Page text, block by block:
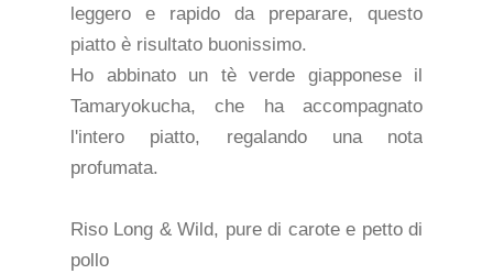
leggero e rapido da preparare, questo
piatto è risultato buonissimo.
Ho abbinato un tè verde giapponese il
Tamaryokucha, che ha accompagnato
l'intero piatto, regalando una nota
profumata.
Riso Long & Wild, pure di carote e petto di
pollo